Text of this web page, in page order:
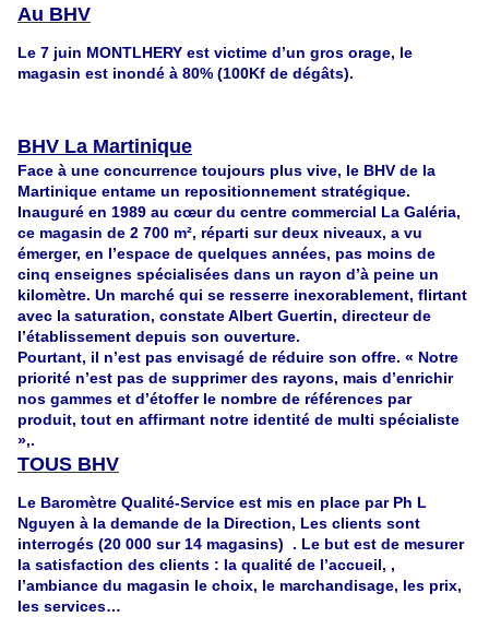
Au BHV
Le 7 juin MONTLHERY est victime d’un gros orage, le
magasin est inondé à 80% (100Kf de dégâts).
BHV La Martinique
Face à une concurrence toujours plus vive, le BHV de la
Martinique entame un repositionnement stratégique.
Inauguré en 1989 au cœur du centre commercial La Galéria,
ce magasin de 2 700 m², réparti sur deux niveaux, a vu
émerger, en l’espace de quelques années, pas moins de
cinq enseignes spécialisées dans un rayon d’à peine un
kilomètre. Un marché qui se resserre inexorablement, flirtant
avec la saturation, constate Albert Guertin, directeur de
l’établissement depuis son ouverture.
Pourtant, il n’est pas envisagé de réduire son offre. « Notre
priorité n’est pas de supprimer des rayons, mais d’enrichir
nos gammes et d’étoffer le nombre de références par
produit, tout en affirmant notre identité de multi spécialiste
»,.
TOUS BHV
Le Baromètre Qualité-Service est mis en place par Ph L
Nguyen à la demande de la Direction, Les clients sont
interrogés (20 000 sur 14 magasins) . Le but est de mesurer
la satisfaction des clients : la qualité de l’accueil, ,
l’ambiance du magasin le choix, le marchandisage, les prix,
les services…